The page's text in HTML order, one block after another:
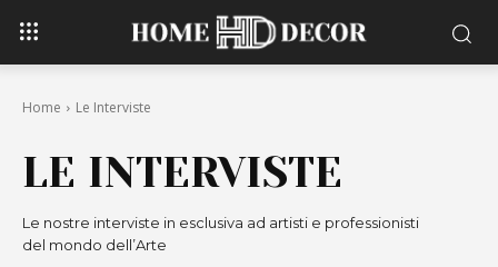
Home Le Interviste
LE INTERVISTE
Le nostre interviste in esclusiva ad artisti e professionisti
del mondo dell’Arte